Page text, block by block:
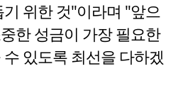
위한 것"이라며 "앞으
한 성금이 가장 필요한
있도록 최선을 다하겠